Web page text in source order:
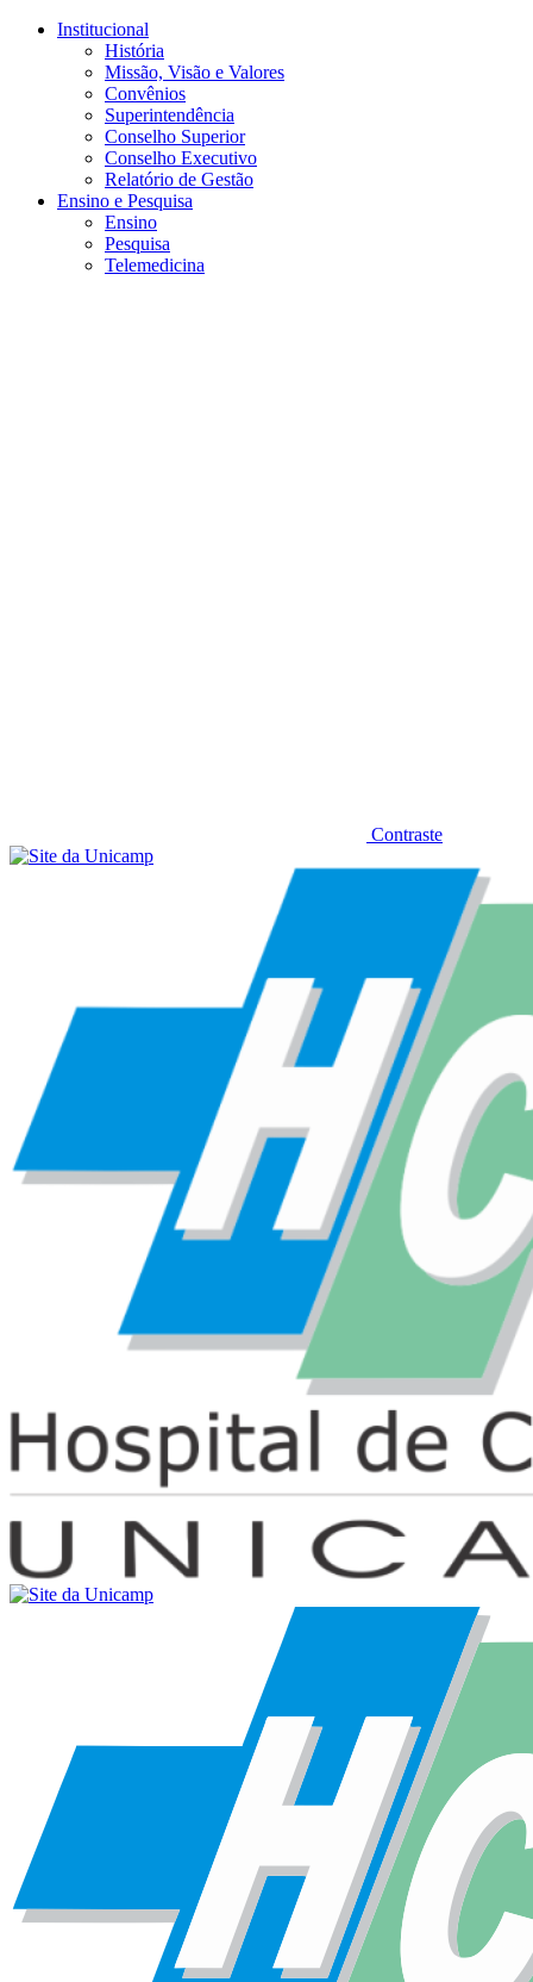
Conteúdo principal
Institucional
História
Missão, Visão e Valores
Convênios
Superintendência
Conselho Superior
Conselho Executivo
Relatório de Gestão
Ensino e Pesquisa
Ensino
Pesquisa
Telemedicina
Contraste